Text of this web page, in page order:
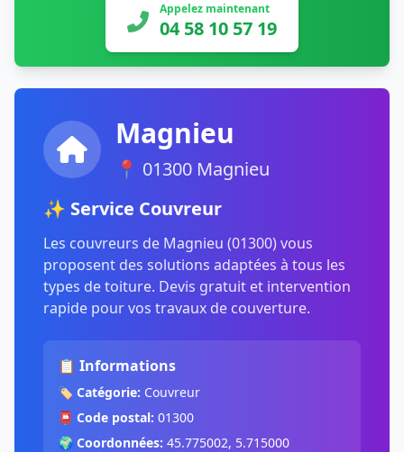
Appelez maintenant
04 58 10 57 19
Magnieu
📍 01300 Magnieu
✨ Service Couvreur
Les couvreurs de Magnieu (01300) vous
proposent des solutions adaptées à tous les
types de toiture. Devis gratuit et intervention
rapide pour vos travaux de couverture.
📋 Informations
🏷️ Catégorie: Couvreur
📮 Code postal: 01300
🌍 Coordonnées: 45.775002, 5.715000